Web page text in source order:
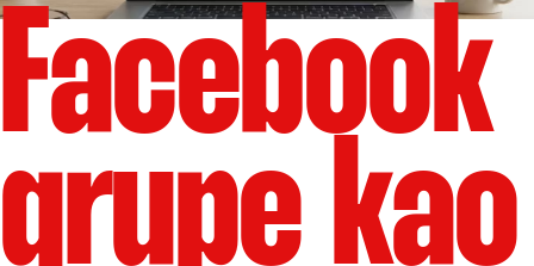
Facebook
grupe kao